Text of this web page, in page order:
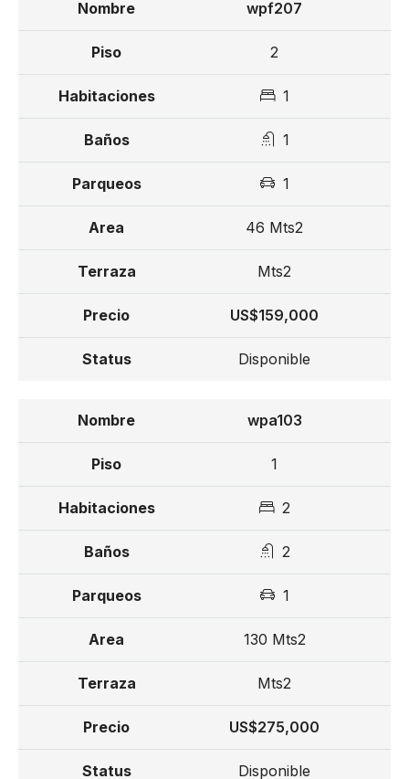
wpf207
2
1
1
1
46 Mts2
Mts2
US$159,000
Disponible
wpa103
1
2
2
1
130 Mts2
Mts2
US$275,000
Disponible